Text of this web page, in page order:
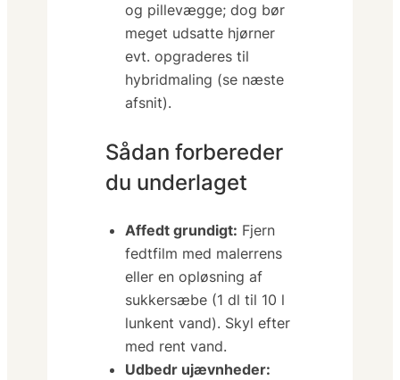
og pillevægge; dog bør
meget udsatte hjørner
evt. opgraderes til
hybridmaling (se næste
afsnit).
Sådan forbereder
du underlaget
Affedt grundigt: Fjern
fedtfilm med malerrens
eller en opløsning af
sukker­sæbe (1 dl til 10 l
lunkent vand). Skyl efter
med rent vand.
Udbedr ujævnheder: